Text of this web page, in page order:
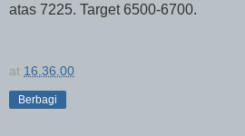
atas 7225. Target 6500-6700.
at 16.36.00
Berbagi